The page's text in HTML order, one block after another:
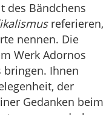
des Bändchens
referieren,
nennen. Die
Werk Adornos
bringen. Ihnen
der
Gedanken beim